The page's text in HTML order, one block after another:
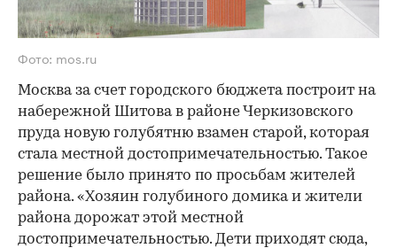
Фото: mos.ru
Москва за счет городского бюджета построит на
набережной Шитова в районе Черкизовского
пруда новую голубятню взамен старой, которая
стала местной достопримечательностью. Такое
решение было принято по просьбам жителей
района. «Хозяин голубиного домика и жители
района дорожат этой местной
достопримечательностью. Дети приходят сюда,